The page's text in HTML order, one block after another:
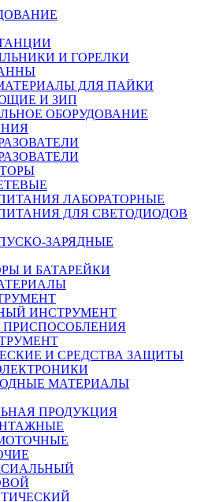
И ГОРЕЛКИ
ДЛЯ ПАЙКИ
И ЗИП
ОБОРУДОВАНИЕ
ЛАБОРАТОРНЫЕ
ДЛЯ СВЕТОДИОДОВ
ЗАРЯДНЫЕ
И БАТАРЕЙКИ
ИНСТРУМЕНТ
ПРИСПОСОБЛЕНИЯ
И СРЕДСТВА ЗАЩИТЫ
МАТЕРИАЛЫ
ПРОДУКЦИЯ